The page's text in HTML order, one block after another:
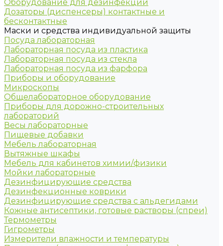
Оборудование для дезинфекции
Дозаторы (диспенсеры) контактные и
бесконтактные
Маски и средства индивидуальной защиты
Посуда лабораторная
Лабораторная посуда из пластика
Лабораторная посуда из стекла
Лабораторная посуда из фарфора
Приборы и оборудование
Микроскопы
Общелабораторное оборудование
Приборы для дорожно-строительных
лабораторий
Весы лабораторные
Пищевые добавки
Мебель лабораторная
Вытяжные шкафы
Мебель для кабинетов химии/физики
Мойки лабораторные
Дезинфицирующие средства
Дезинфекционные коврики
Дезинфицирующие средства с альдегидами
Кожные антисептики, готовые растворы (спреи)
Термометры
Гигрометры
Измерители влажности и температуры